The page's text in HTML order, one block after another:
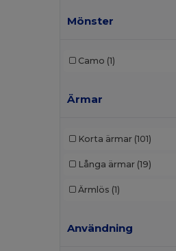
Mönster
Camo (1)
Ärmar
Korta ärmar (101)
Långa ärmar (19)
Ärmlös (1)
Användning